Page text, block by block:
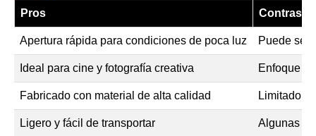
Pros Contras
Apertura rápida para condiciones de poca luz Puede ser
Ideal para cine y fotografía creativa Enfoque
Fabricado con material de alta calidad Limitado a
Ligero y fácil de transportar Algunas